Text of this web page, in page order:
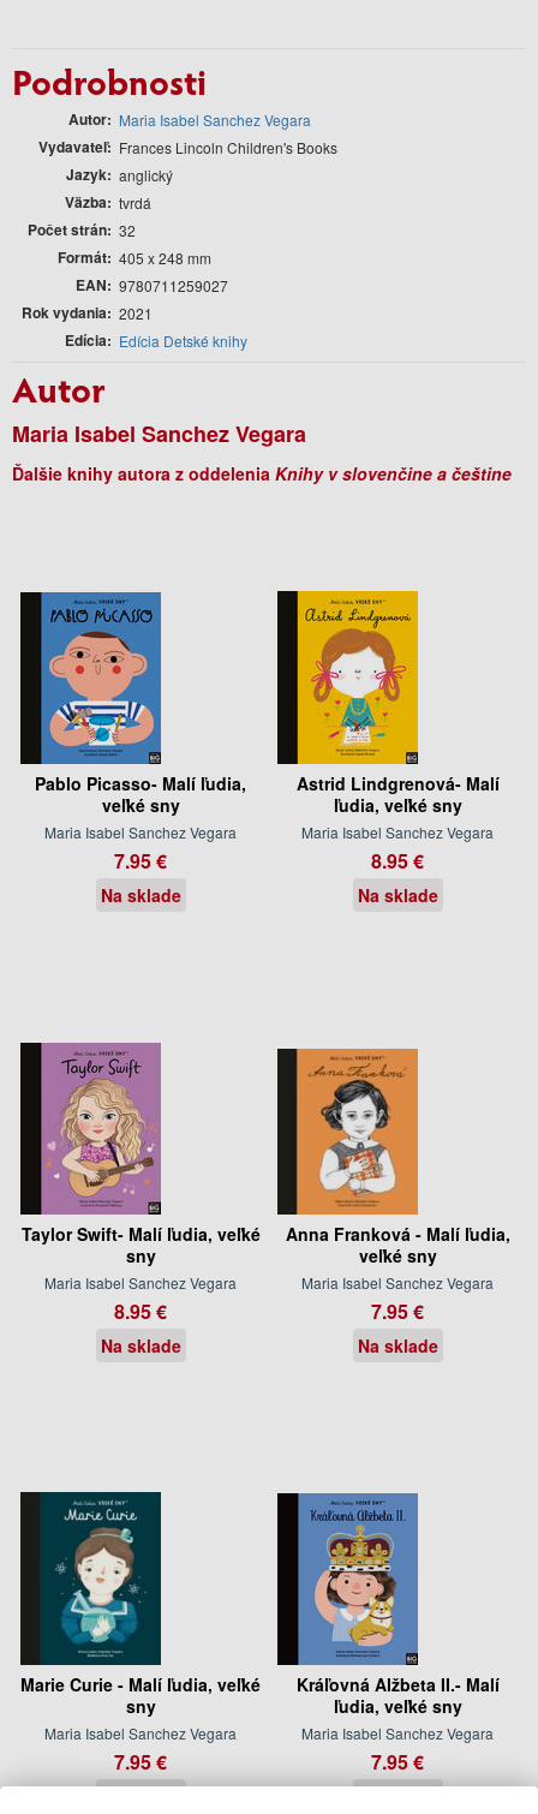
Podrobnosti
Autor Maria Isabel Sanchez Vegara
Vydavateľ Frances Lincoln Children's Books
Jazyk anglický
Väzba tvrdá
Počet strán 32
Formát 405 x 248 mm
EAN 9780711259027
Rok vydania 2021
Edícia Edícia Detské knihy
Autor
Maria Isabel Sanchez Vegara
Ďalšie knihy autora z oddelenia Knihy v slovenčine a češtine
Pablo Picasso- Malí ľudia,
veľké sny
Maria Isabel Sanchez Vegara
7.95 €
Na sklade
Astrid Lindgrenová- Malí
ľudia, veľké sny
Maria Isabel Sanchez Vegara
8.95 €
Na sklade
Taylor Swift- Malí ľudia, veľké
sny
Maria Isabel Sanchez Vegara
8.95 €
Na sklade
Anna Franková - Malí ľudia,
veľké sny
Maria Isabel Sanchez Vegara
7.95 €
Na sklade
Marie Curie - Malí ľudia, veľké
sny
Maria Isabel Sanchez Vegara
7.95 €
Kráľovná Alžbeta II.- Malí
ľudia, veľké sny
Maria Isabel Sanchez Vegara
7.95 €